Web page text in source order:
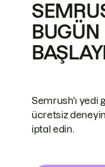
BUGÜN
Semrush'ı yedi
ücretsiz
iptal edin.